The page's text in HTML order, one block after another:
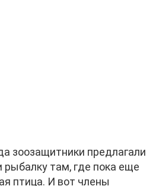
зоозащитники предлагали
рыбалку там, где пока еще
птица. И вот члены